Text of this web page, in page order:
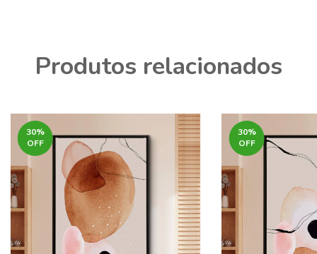
Produtos relacionados
30%
OFF
30%
OFF